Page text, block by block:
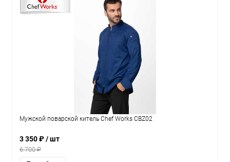
Мужской поварской китель Chef Works CBZ02
3 350 ₽/ шт
6 700 ₽